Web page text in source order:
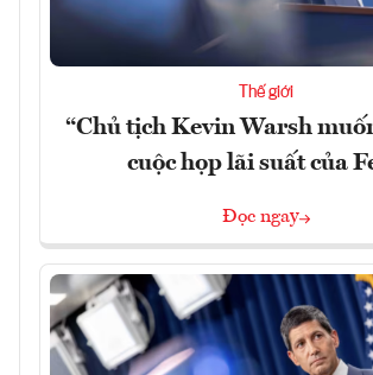
Thế giới
“Chủ tịch Kevin Warsh
cuộc họp lãi suất của
Đọc ngay